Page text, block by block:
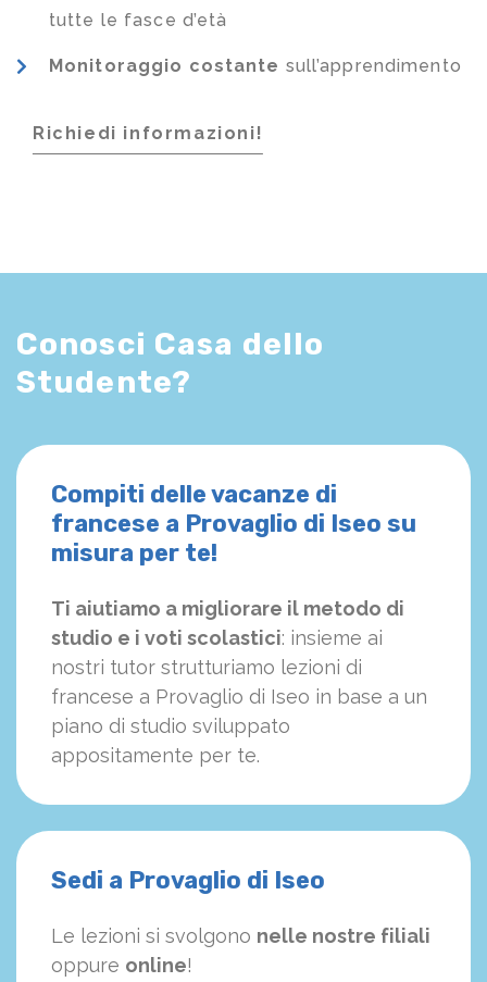
tutte le fasce d’età
Monitoraggio costante sull’apprendimento
Richiedi informazioni!
Conosci Casa dello
Studente?
Compiti delle vacanze di
francese a Provaglio di Iseo su
misura per te!
Ti aiutiamo a migliorare il metodo di
studio e i voti scolastici: insieme ai
nostri tutor strutturiamo lezioni di
francese a Provaglio di Iseo in base a un
piano di studio sviluppato
appositamente per te.
Sedi a Provaglio di Iseo
Le lezioni si svolgono nelle nostre filiali
oppure online!